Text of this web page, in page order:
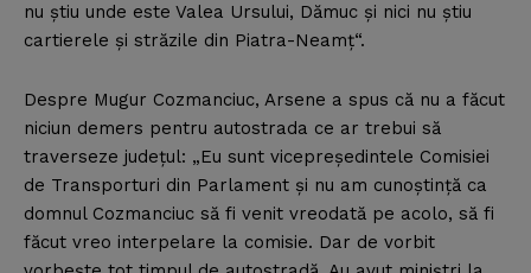
nu ştiu unde este Valea Ursului, Dămuc şi nici nu ştiu
cartierele şi străzile din Piatra-Neamţ“.
Despre Mugur Cozmanciuc, Arsene a spus că nu a făcut
niciun demers pentru autostrada ce ar trebui să
traverseze judeţul: „Eu sunt vicepreşedintele Comisiei
de Transporturi din Parlament şi nu am cunoştinţă ca
domnul Cozmanciuc să fi venit vreodată pe acolo, să fi
făcut vreo interpelare la comisie. Dar de vorbit